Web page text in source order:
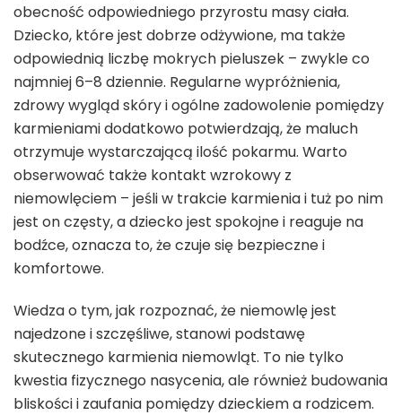
obecność odpowiedniego przyrostu masy ciała.
Dziecko, które jest dobrze odżywione, ma także
odpowiednią liczbę mokrych pieluszek – zwykle co
najmniej 6–8 dziennie. Regularne wypróżnienia,
zdrowy wygląd skóry i ogólne zadowolenie pomiędzy
karmieniami dodatkowo potwierdzają, że maluch
otrzymuje wystarczającą ilość pokarmu. Warto
obserwować także kontakt wzrokowy z
niemowlęciem – jeśli w trakcie karmienia i tuż po nim
jest on częsty, a dziecko jest spokojne i reaguje na
bodźce, oznacza to, że czuje się bezpieczne i
komfortowe.
Wiedza o tym, jak rozpoznać, że niemowlę jest
najedzone i szczęśliwe, stanowi podstawę
skutecznego karmienia niemowląt. To nie tylko
kwestia fizycznego nasycenia, ale również budowania
bliskości i zaufania pomiędzy dzieckiem a rodzicem.